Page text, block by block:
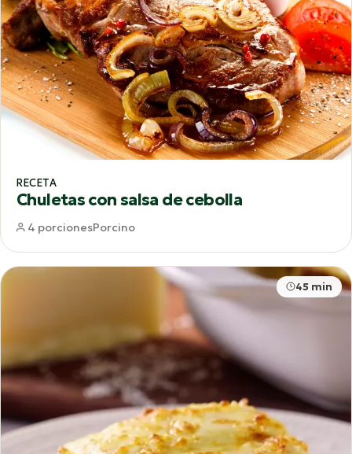
RECETA
Chuletas con salsa de cebolla
4 porcionesPorcino
45 min